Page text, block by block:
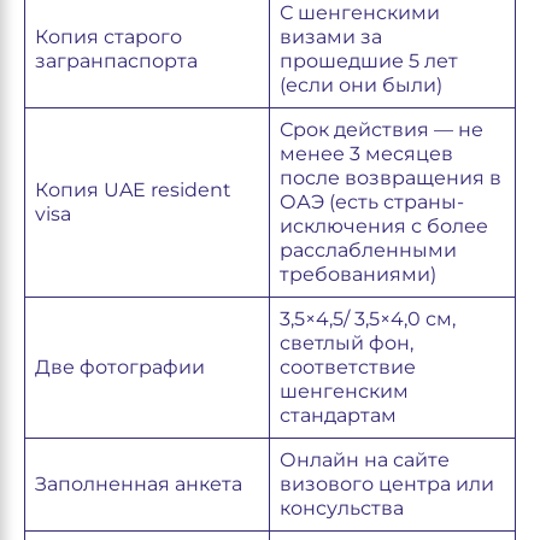
Копия старого
загранпаспорта
С шенгенскими
визами за
прошедшие 5 лет
(если они были)
Копия UAE resident
visa
Срок действия — не
менее 3 месяцев
после возвращения в
ОАЭ (есть страны-
исключения с более
расслабленными
требованиями)
Две фотографии
3,5×4,5/ 3,5×4,0 см,
светлый фон,
соответствие
шенгенским
стандартам
Заполненная анкета
Онлайн на сайте
визового центра или
консульства